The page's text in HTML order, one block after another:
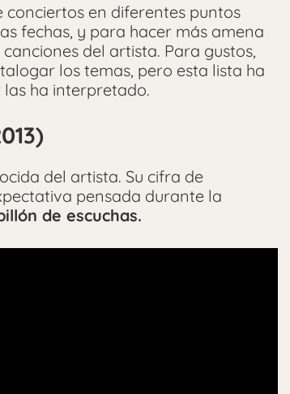
conciertos en diferentes puntos
fechas, y para hacer más amena
del artista. Para gustos,
los temas, pero esta lista ha
ha interpretado.
del artista. Su cifra de
pensada durante la
de escuchas.